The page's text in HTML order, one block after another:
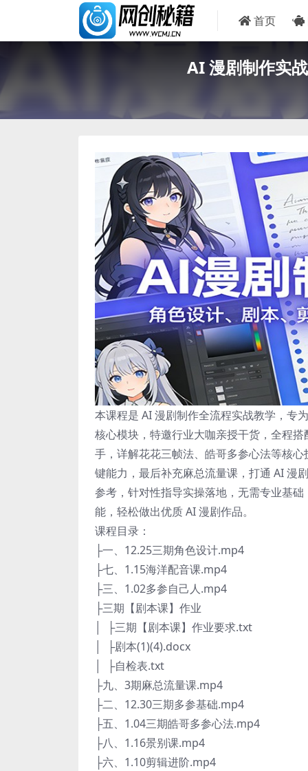
首页
AI 漫剧制作实
本课程是 AI 漫剧制作全流程实战教学，专
核心模块，特邀行业大咖亲授干货，全程
手，详解花花三帧法、皓哥多参心法等核
键能力，最后补充麻总流量课，打通 AI 漫
参考，针对性指导实操落地，无需专业基
能，轻松做出优质 AI 漫剧作品。
课程目录：
├一、12.25三期角色设计.mp4
├七、1.15海洋配音课.mp4
├三、1.02多参自己人.mp4
├三期【剧本课】作业
│ ├三期【剧本课】作业要求.txt
│ ├剧本(1)(4).docx
│ ├自检表.txt
├九、3期麻总流量课.mp4
├二、12.30三期多参基础.mp4
├五、1.04三期皓哥多参心法.mp4
├八、1.16景别课.mp4
├六、1.10剪辑进阶.mp4